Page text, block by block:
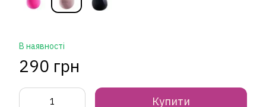
В наявності
290 грн
Купити